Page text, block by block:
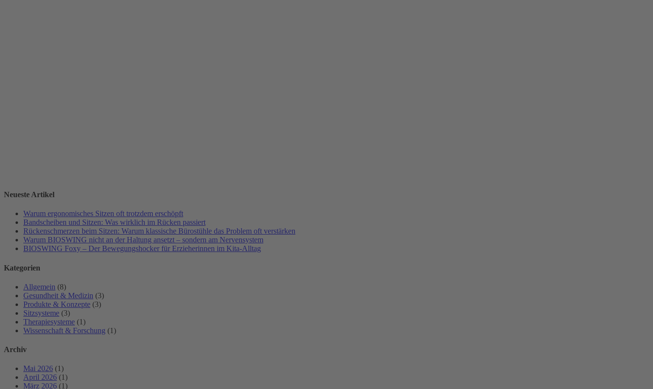
Neueste Artikel
Warum ergonomisches Sitzen oft trotzdem erschöpft
Bandscheiben und Sitzen: Was wirklich im Rücken passiert
Rückenschmerzen beim Sitzen: Warum klassische Bürostühle das Problem oft verstärken
Warum BIOSWING nicht an der Haltung ansetzt – sondern am Nervensystem
BIOSWING Foxy – Der Bewegungshocker für Erzieherinnen im Kita-Alltag
Kategorien
Allgemein (8)
Gesundheit & Medizin (3)
Produkte & Konzepte (3)
Sitzsysteme (3)
Therapiesysteme (1)
Wissenschaft & Forschung (1)
Archiv
Mai 2026 (1)
April 2026 (1)
März 2026 (1)